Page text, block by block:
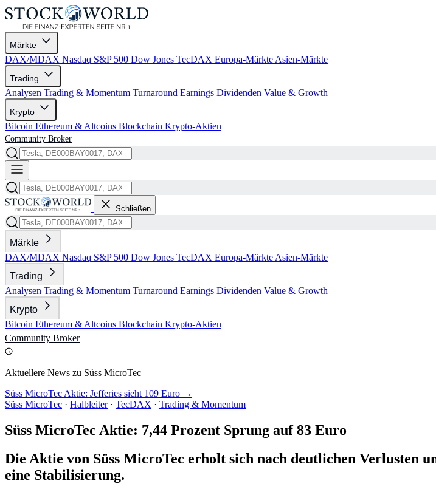
Märkte
DAX/MDAX Nasdaq S&P 500 Dow Jones TecDAX Europa-Märkte Asien-Märkte
Trading
Analysen Trading & Momentum Turnaround Earnings Dividenden Value & Growth
Krypto
Bitcoin Ethereum & Altcoins Blockchain Krypto-Aktien
Community Broker
Schließen
Märkte
DAX/MDAX Nasdaq S&P 500 Dow Jones TecDAX Europa-Märkte Asien-Märkte
Trading
Analysen Trading & Momentum Turnaround Earnings Dividenden Value & Growth
Krypto
Bitcoin Ethereum & Altcoins Blockchain Krypto-Aktien
Community Broker
Aktuellere News zu Süss MicroTec
Süss MicroTec Aktie: Jefferies sieht 109 Euro →
Süss MicroTec · Halbleiter · TecDAX · Trading & Momentum
Süss MicroTec Aktie: 7,44 Prozent Sprung auf 83 Euro
Die Aktie von Süss MicroTec erholt sich nach deutlichen Verlusten
eine Stabilisierung.